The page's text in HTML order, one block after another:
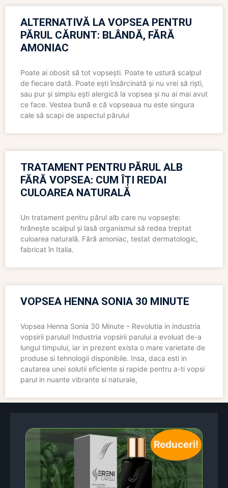
ALTERNATIVĂ LA VOPSEA PENTRU
PĂRUL CĂRUNT: BLÂNDĂ, FĂRĂ
AMONIAC
Poate ai obosit să tot vopsești. Poate te ustură scalpul
de fiecare dată. Poate ești însărcinată și nu vrei să riști,
sau pur și simplu ești alergică la vopsea și nu ai mai avut
ce face. Vestea bună e că vopseaua nu este singura
cale să scapi de aspectul părului
TRATAMENT PENTRU PĂRUL ALB
FĂRĂ VOPSEA: CUM ÎȚI REDAI
CULOAREA NATURALĂ
Un tratament pentru părul alb care nu vopsește:
hrănește scalpul și lasă organismul să redea treptat
culoarea naturală. Fără amoniac, testat dermatologic,
fabricat în Italia.
VOPSEA HENNA SONIA 30 MINUTE
Vopsea Henna Sonia 30 Minute – Revolutia in industria
vopsirii parului! Industria vopsirii parului a evoluat de-a
lungul timpului, iar in prezent exista o mare varietate de
produse si tehnologii disponibile. Insa, daca esti in
cautarea unei solutii eficiente si rapide pentru a-ti vopsi
parul in nuante vibrante si naturale,
Reduceri!